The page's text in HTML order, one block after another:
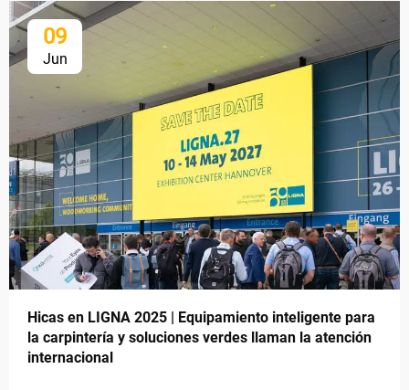
09
Jun
Hicas en LIGNA 2025 | Equipamiento inteligente para
la carpintería y soluciones verdes llaman la atención
internacional